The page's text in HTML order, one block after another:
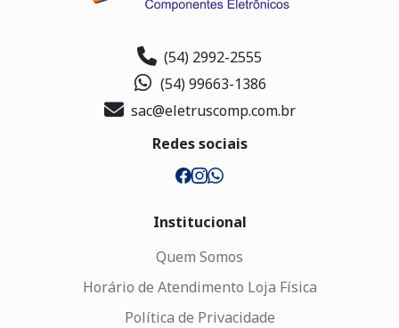
(54) 2992-2555
(54) 99663-1386
sac@eletruscomp.com.br
Redes sociais
Institucional
Quem Somos
Horário de Atendimento Loja Física
Política de Privacidade